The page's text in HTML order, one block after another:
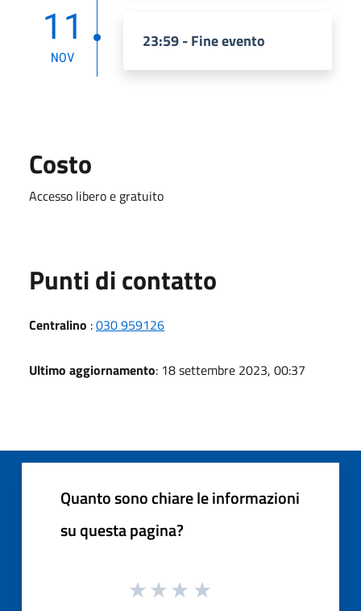
11
NOV
23:59 - Fine evento
Costo
Accesso libero e gratuito
Punti di contatto
Centralino :030 959126
Ultimo aggiornamento: 18 settembre 2023, 00:37
Quanto sono chiare le informazioni
su questa pagina?